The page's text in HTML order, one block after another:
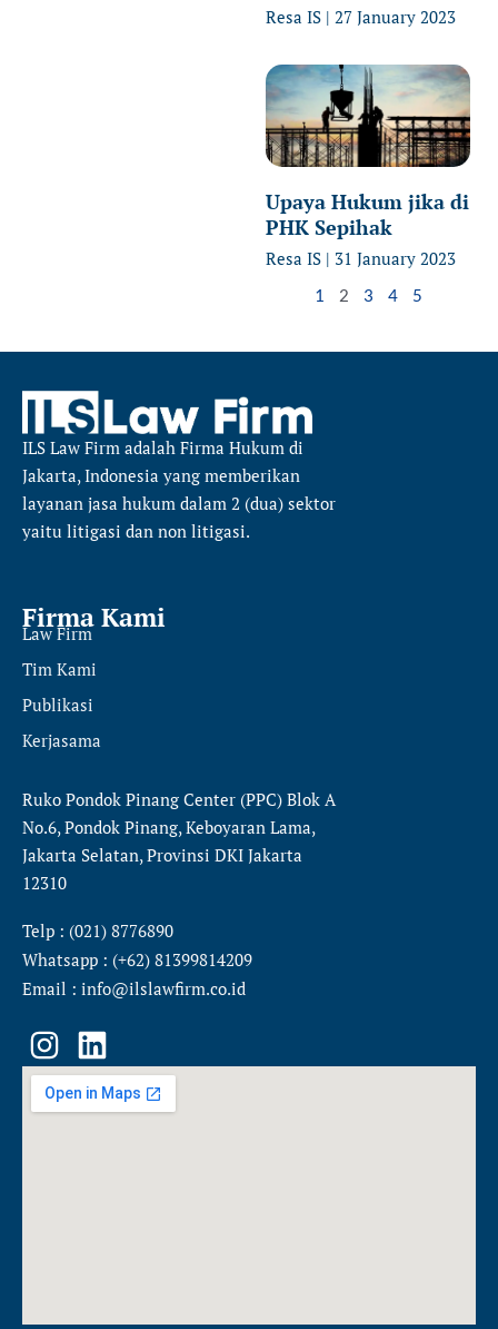
Resa IS 27 January 2023
Upaya Hukum jika di
PHK Sepihak
Resa IS 31 January 2023
1 2 3 4 5
ILS Law Firm adalah Firma Hukum di
Jakarta, Indonesia yang memberikan
layanan jasa hukum dalam 2 (dua) sektor
yaitu litigasi dan non litigasi.
Firma Kami
Law Firm
Tim Kami
Publikasi
Kerjasama
Ruko Pondok Pinang Center (PPC) Blok A
No.6, Pondok Pinang, Keboyaran Lama,
Jakarta Selatan, Provinsi DKI Jakarta
12310
Telp : (021) 8776890
Whatsapp : (+62) 81399814209
Email : info@ilslawfirm.co.id
I
n
s
L
i
n